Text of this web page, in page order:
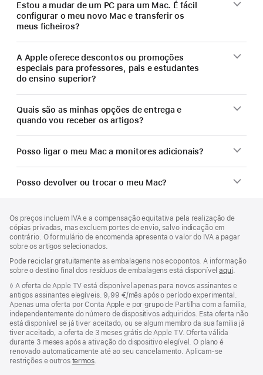
Estou a mudar de um PC para um Mac. É fácil
configurar o meu novo Mac e transferir os
meus ficheiros?
A Apple oferece descontos ou promoções
especiais para professores, pais e estudantes
do ensino superior?
Quais são as minhas opções de entrega e
quando vou receber os artigos?
Posso ligar o meu Mac a monitores adicionais?
Posso devolver ou trocar o meu Mac?
de
rodapé
Os preços incluem IVA e a compensação equitativa pela realização de
cópias privadas, mas excluem portes de envio, salvo indicação em
contrário. O formulário de encomenda apresenta o valor do IVA a pagar
sobre os artigos selecionados.
Pode reciclar gratuitamente as embalagens nos ecopontos. A informação
sobre o destino final dos resíduos de embalagens está disponívelaqui.
Nota
de
rodapé
◊ A oferta de Apple TV está disponível apenas para novos assinantes e
antigos assinantes elegíveis. 9,99 €/mês após o período experimental.
Apenas uma oferta por Conta Apple e por grupo de Partilha com a família,
independentemente do número de dispositivos adquiridos. Esta oferta não
está disponível se já tiver aceitado, ou se algum membro da sua família já
tiver aceitado, a oferta de 3 meses grátis de Apple TV. Oferta válida
durante 3 meses após a ativação do dispositivo elegível. O plano é
renovado automaticamente até ao seu cancelamento. Aplicam-se
restrições e outros termos.